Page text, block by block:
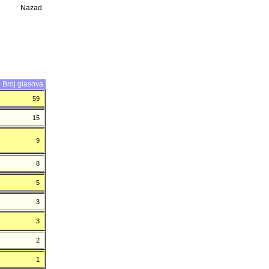
Nazad
Broj glasova
59
15
9
8
5
3
3
2
1